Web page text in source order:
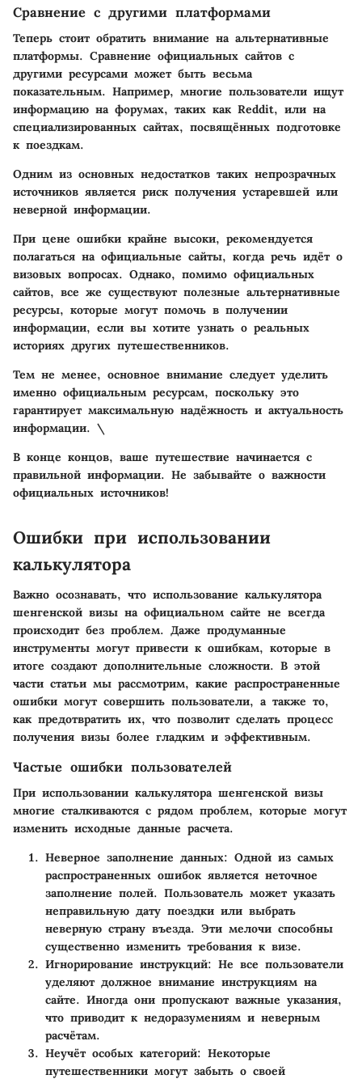
Сравнение с другими платформами
Теперь стоит обратить внимание на альтернативные
платформы. Сравнение официальных сайтов с
другими ресурсами может быть весьма
показательным. Например, многие пользователи ищут
информацию на форумах, таких как Reddit, или на
специализированных сайтах, посвящённых подготовке
к поездкам.
Одним из основных недостатков таких непрозрачных
источников является риск получения устаревшей или
неверной информации.
При цене ошибки крайне высоки, рекомендуется
полагаться на официальные сайты, когда речь идёт о
визовых вопросах. Однако, помимо официальных
сайтов, все же существуют полезные альтернативные
ресурсы, которые могут помочь в получении
информации, если вы хотите узнать о реальных
историях других путешественников.
Тем не менее, основное внимание следует уделить
именно официальным ресурсам, поскольку это
гарантирует максимальную надёжность и актуальность
информации. \
В конце концов, ваше путешествие начинается с
правильной информации. Не забывайте о важности
официальных источников!
Ошибки при использовании
калькулятора
Важно осознавать, что использование калькулятора
шенгенской визы на официальном сайте не всегда
происходит без проблем. Даже продуманные
инструменты могут привести к ошибкам, которые в
итоге создают дополнительные сложности. В этой
части статьи мы рассмотрим, какие распространенные
ошибки могут совершить пользователи, а также то,
как предотвратить их, что позволит сделать процесс
получения визы более гладким и эффективным.
Частые ошибки пользователей
При использовании калькулятора шенгенской визы
многие сталкиваются с рядом проблем, которые могут
изменить исходные данные расчета.
Неверное заполнение данных: Одной из самых
распространенных ошибок является неточное
заполнение полей. Пользователь может указать
неправильную дату поездки или выбрать
неверную страну въезда. Эти мелочи способны
существенно изменить требования к визе.
Игнорирование инструкций: Не все пользователи
уделяют должное внимание инструкциям на
сайте. Иногда они пропускают важные указания,
что приводит к недоразумениям и неверным
расчётам.
Неучёт особых категорий: Некоторые
путешественники могут забыть о своей